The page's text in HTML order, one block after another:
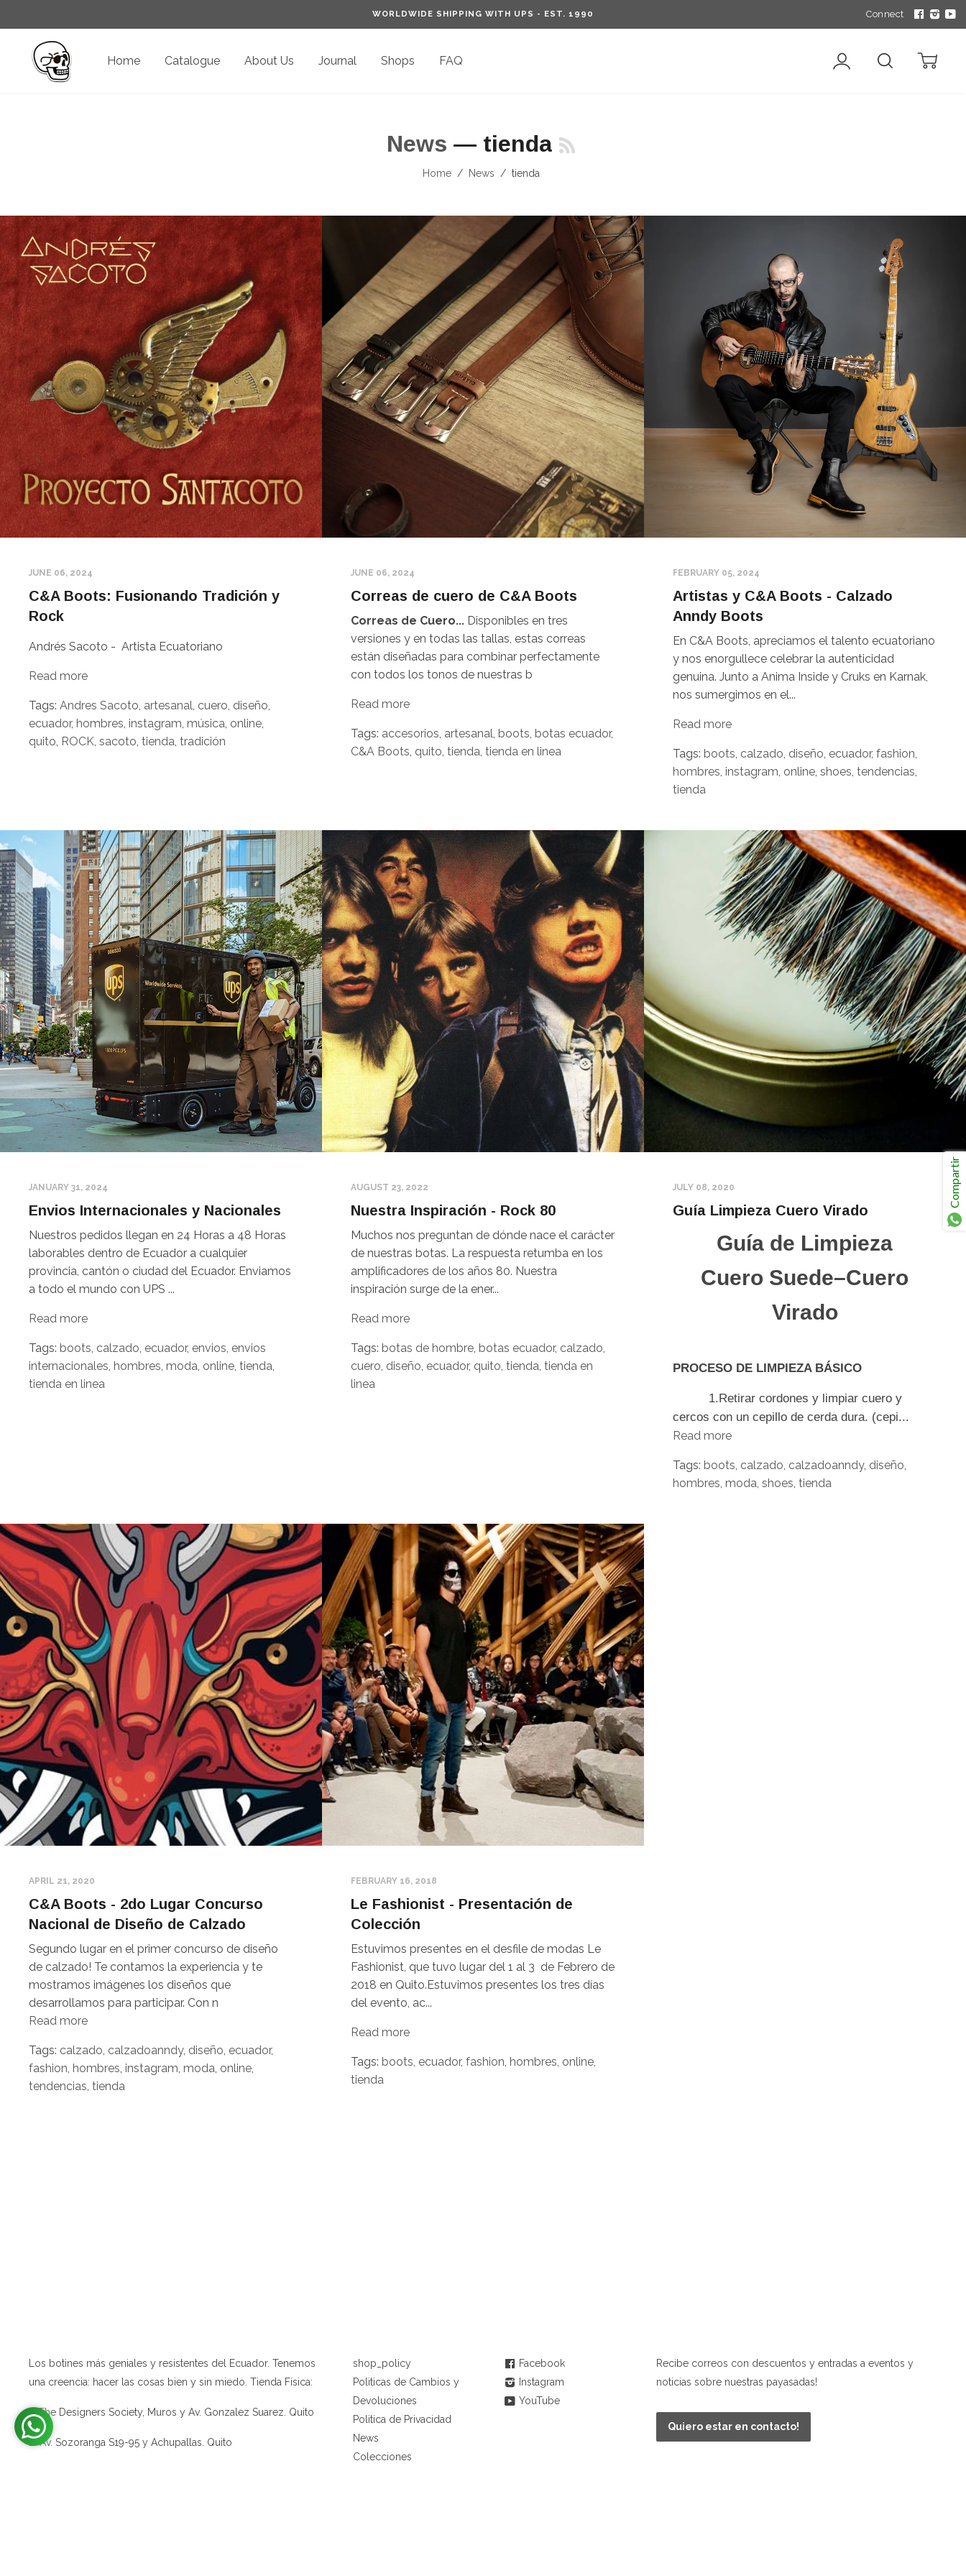
WORLDWIDE SHIPPING WITH UPS - EST. 1990 Connect
Home Catalogue About Us Journal Shops FAQ
Escribenos! en el Botón
de WhatsApp
Recibe cupones:
- Descuentos
- Tip y Reviews de Moda
- Cuidado del calzado
News — tienda
Home / News / tienda
JUNE 06, 2024
C&A Boots: Fusionando Tradición y
Rock
Andrés Sacoto - Artista Ecuatoriano
Read more
Tags: Andres Sacoto, artesanal, cuero, diseño,
ecuador, hombres, instagram, música, online,
quito, ROCK, sacoto, tienda, tradición
JUNE 06, 2024
Correas de cuero de C&A Boots
Correas de Cuero...Disponibles en tres
versiones y en todas las tallas, estas correas
están diseñadas para combinar perfectamente
con todos los tonos de nuestras b
Read more
Tags: accesorios, artesanal, boots, botas ecuador,
C&A Boots, quito, tienda, tienda en linea
FEBRUARY 05, 2024
Artistas y C&A Boots - Calzado
Anndy Boots
En C&A Boots, apreciamos el talento ecuatoriano
y nos enorgullece celebrar la autenticidad
genuina. Junto a Anima Inside y Cruks en Karnak,
nos sumergimos en el...
Read more
Tags: boots, calzado, diseño, ecuador, fashion,
hombres, instagram, online, shoes, tendencias,
tienda
JANUARY 31, 2024
Envios Internacionales y Nacionales
Nuestros pedidos llegan en 24 Horas a 48 Horas
laborables dentro de Ecuador a cualquier
provincia, cantón o ciudad del Ecuador. Enviamos
a todo el mundo con UPS ...
Read more
Tags: boots, calzado, ecuador, envios, envios
internacionales, hombres, moda, online, tienda,
tienda en linea
AUGUST 23, 2022
Nuestra Inspiración - Rock 80
Muchos nos preguntan de dónde nace el carácter
de nuestras botas. La respuesta retumba en los
amplificadores de los años 80. Nuestra
inspiración surge de la ener...
Read more
Tags: botas de hombre, botas ecuador, calzado,
cuero, diseño, ecuador, quito, tienda, tienda en
linea
JULY 08, 2020
Guía Limpieza Cuero Virado
Guía de Limpieza
Cuero Suede–Cuero
Virado
PROCESO DE LIMPIEZA BÁSICO
1.Retirar cordones y limpiar cuero y
cercos con un cepillo de cerda dura. (cepi...
Read more
Tags: boots, calzado, calzadoanndy, diseño,
hombres, moda, shoes, tienda
APRIL 21, 2020
C&A Boots - 2do Lugar Concurso
Nacional de Diseño de Calzado
Segundo lugar en el primer concurso de diseño
de calzado! Te contamos la experiencia y te
mostramos imágenes los diseños que
desarrollamos para participar. Con n
Read more
Tags: calzado, calzadoanndy, diseño, ecuador,
fashion, hombres, instagram, moda, online,
tendencias, tienda
FEBRUARY 16, 2018
Le Fashionist - Presentación de
Colección
Estuvimos presentes en el desfile de modas Le
Fashionist, que tuvo lugar del 1 al 3 de Febrero de
2018 en Quito.Estuvimos presentes los tres días
del evento, ac...
Read more
Tags: boots, ecuador, fashion, hombres, online,
tienda
Los botines más geniales y resistentes del Ecuador. Tenemos
una creencia: hacer las cosas bien y sin miedo. Tienda Física:
1. The Designers Society, Muros y Av. Gonzalez Suarez. Quito
2. Av. Sozoranga S19-95 y Achupallas. Quito
shop_policy
Politicas de Cambios y
Devoluciones
Politica de Privacidad
News
Colecciones
Facebook
Instagram
YouTube
Recibe correos con descuentos y entradas a eventos y
noticias sobre nuestras payasadas!
Quiero estar en contacto!
Compartir